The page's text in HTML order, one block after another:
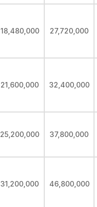
18,480,000 27,720,000
21,600,000 32,400,000
25,200,000 37,800,000
31,200,000 46,800,000